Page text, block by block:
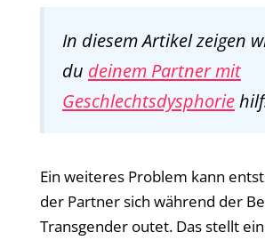
In diesem Artikel zeigen
du deinem Partner mit
Geschlechtsdysphorie
Ein weiteres Problem kann
der Partner sich während der
Transgender outet. Das stellt